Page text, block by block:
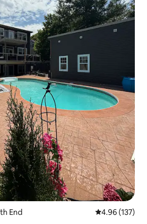
End Calificación
4.96 (137)